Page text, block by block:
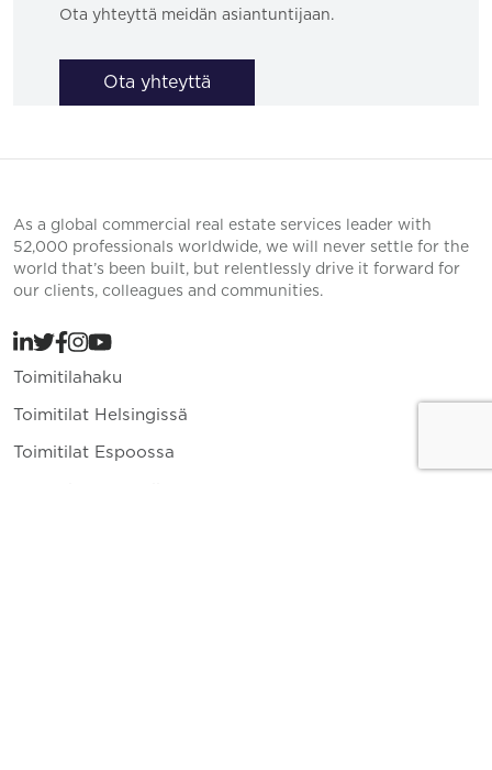
Ota yhteyttä meidän asiantuntijaan.
Ota yhteyttä
As a global commercial real estate services leader with
52,000 professionals worldwide, we will never settle for the
world that’s been built, but relentlessly drive it forward for
our clients, colleagues and communities.
Toimitilahaku
Toimitilat Helsingissä
Toimitilat Espoossa